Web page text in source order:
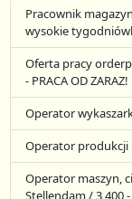
Pracownik
wysokie
Oferta pracy
- PRACA OD ZARAZ!
Operator
Operator produkcji
Operator maszyn,